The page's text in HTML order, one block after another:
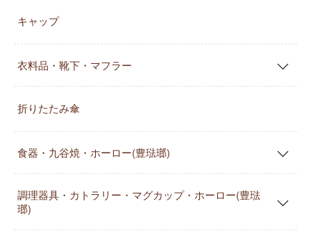
キャップ
衣料品・靴下・マフラー
折りたたみ傘
食器・九谷焼・ホーロー(豊琺瑯)
調理器具・カトラリー・マグカップ・ホーロー(豊琺
瑯)